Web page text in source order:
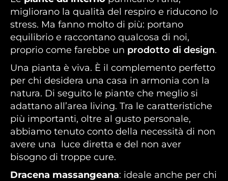
migliorano la qualità del respiro e riducono lo
stress. Ma fanno molto di più: portano
equilibrio e raccontano qualcosa di noi,
proprio come farebbe un prodotto di design.
Una pianta è viva. È il complemento perfetto
per chi desidera una casa in armonia con la
natura. Di seguito le piante che meglio si
adattano all’area living. Tra le caratteristiche
più importanti, oltre al gusto personale,
abbiamo tenuto conto della necessità di non
avere una luce diretta e del non aver
bisogno di troppe cure.
Dracena massangeana: ideale anche per chi